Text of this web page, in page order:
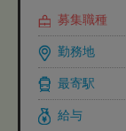
募集職種
勤務地
最寄駅
給与